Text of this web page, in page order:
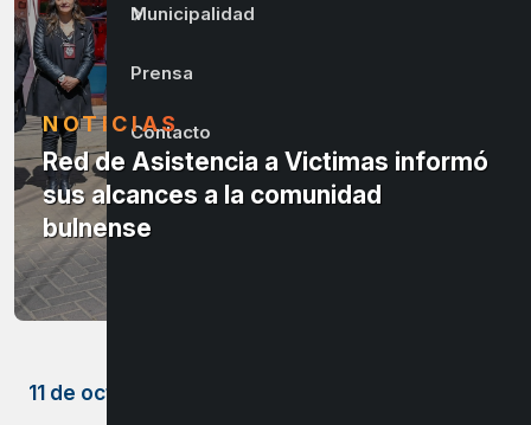
NOTICIAS
Red de Asistencia a Victimas informó
sus alcances a la comunidad
bulnense
11 de octubre de 2023
Municipalidad
Prensa
Contacto